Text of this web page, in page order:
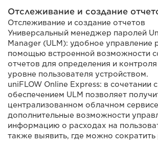
Отслеживание и создание
Отслеживание и создание отчетов
Универсальный менеджер паролей
Manager (ULM): удобное управление
помощью встроенной возможности
отчетов для определения и
уровне пользователя устройством.
uniFLOW Online Express: в сочетании
обеспечением ULM позволяет
централизованном облачном сервисе
дополнительные возможности
информацию о расходах на
также выявить, где можно сократить